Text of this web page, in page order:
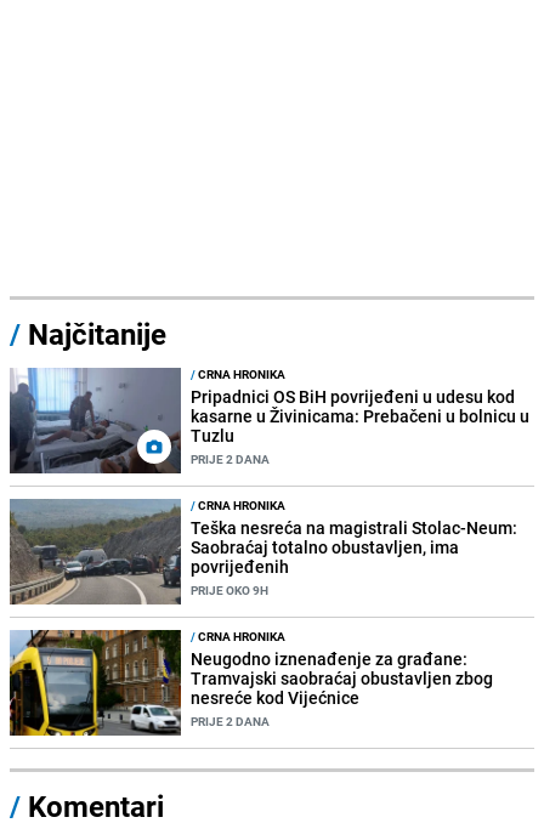
/ Najčitanije
/CRNA HRONIKA
Pripadnici OS BiH povrijeđeni u udesu kod
kasarne u Živinicama: Prebačeni u bolnicu u
Tuzlu
PRIJE 2 DANA
/CRNA HRONIKA
Teška nesreća na magistrali Stolac-Neum:
Saobraćaj totalno obustavljen, ima
povrijeđenih
PRIJE OKO 9H
/CRNA HRONIKA
Neugodno iznenađenje za građane:
Tramvajski saobraćaj obustavljen zbog
nesreće kod Vijećnice
PRIJE 2 DANA
/ Komentari